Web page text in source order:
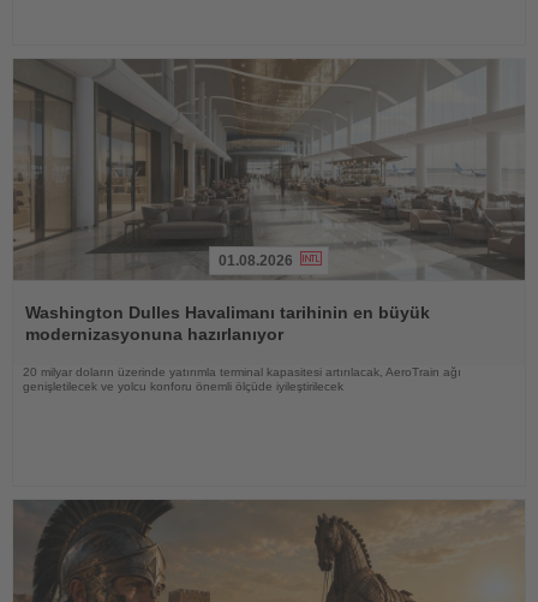
Oku
01.08.2026
Washington Dulles Havalimanı tarihinin en büyük
modernizasyonuna hazırlanıyor
20 milyar doların üzerinde yatırımla terminal kapasitesi artırılacak, AeroTrain ağı
genişletilecek ve yolcu konforu önemli ölçüde iyileştirilecek